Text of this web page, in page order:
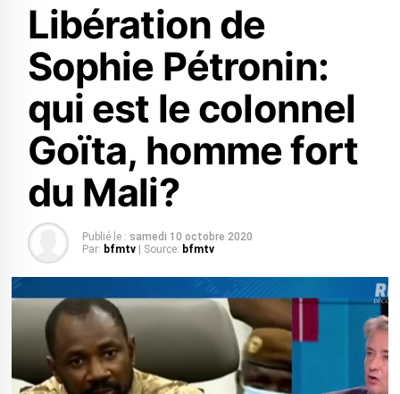
Libération de
Sophie Pétronin:
qui est le colonnel
Goïta, homme fort
du Mali?
Publié le : samedi 10 octobre 2020
Par: bfmtv | Source: bfmtv